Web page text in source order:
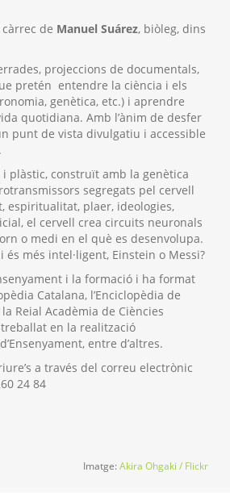
de Manuel Suárez, biòleg, dins
projeccions de documentals,
pretén entendre la ciència i els
genètica, etc.) i aprendre
quotidiana. Amb l’ànim de desfer
punt de vista divulgatiu i accessible
plàstic, construït amb la genètica
segregats pel cervell
espiritualitat, plaer, ideologies,
el cervell crea circuits neuronals
o medi en el què es desenvolupa.
més intel·ligent, Einstein o Messi?
i la formació i ha format
Catalana, l’Enciclopèdia de
Reial Acadèmia de Ciències
en la realització
entre d’altres.
a través del correu electrònic
24 84
Imatge:Akira Ohgaki / Flickr